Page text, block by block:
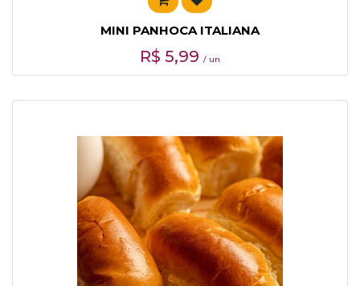
MINI PANHOCA ITALIANA
R$ 5,99 / un